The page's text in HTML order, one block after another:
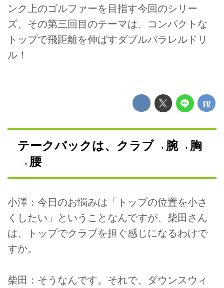
ンク上のゴルファーを目指す今回のシリー
ズ、その第三回目のテーマは、コンパクトな
トップで飛距離を伸ばすダブルパラレルドリ
ル！
テークバックは、クラブ→腕→胸
→腰
小澤：今日のお悩みは「トップの位置を小さ
くしたい」ということなんですが、柴田さん
は、トップでクラブを担ぐ感じになるわけで
すか。
柴田：そうなんです。それで、ダウンスウィ